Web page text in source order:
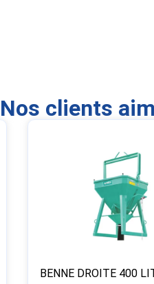
Nos clients
BENNE DROITE 400